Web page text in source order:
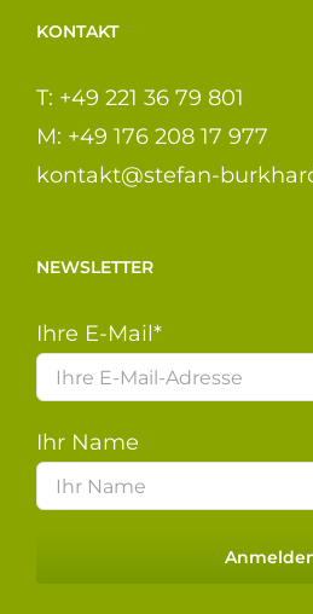
KONTAKT
T: +49 221 36 79 801
M: +49 176 208 17 977
kontakt@stefan-
NEWSLETTER
Ihre E-Mail*
Ihr Name